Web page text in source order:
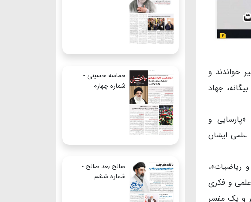
خواندند و
جهاد
«پارسایی و
علمی ایشان
ریاضیات»،
علمی و فکری
و یک مفسر
حماسه حسینی -
شماره چهارم
صالح بعد صالح -
شماره ششم